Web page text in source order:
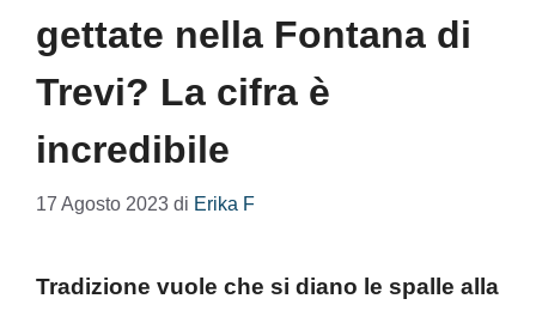
gettate nella Fontana di
Trevi? La cifra è
incredibile
17 Agosto 2023 di Erika F
Tradizione vuole che si diano le spalle alla